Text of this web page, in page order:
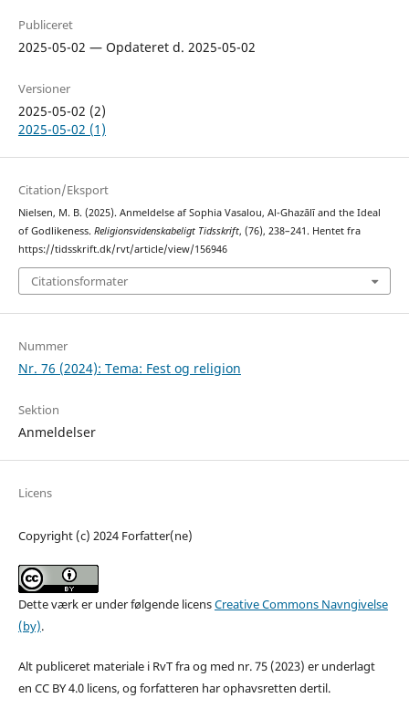
Publiceret
2025-05-02 — Opdateret d. 2025-05-02
Versioner
2025-05-02 (2)
2025-05-02 (1)
Citation/Eksport
Nielsen, M. B. (2025). Anmeldelse af Sophia Vasalou, Al-Ghazālī and the Ideal
of Godlikeness. Religionsvidenskabeligt Tidsskrift, (76), 238–241. Hentet fra
https://tidsskrift.dk/rvt/article/view/156946
Citationsformater
Nummer
Nr. 76 (2024): Tema: Fest og religion
Sektion
Anmeldelser
Licens
Copyright (c) 2024 Forfatter(ne)
Dette værk er under følgende licensCreative Commons Navngivelse
(by).
Alt publiceret materiale i RvT fra og med nr. 75 (2023) er underlagt
en CC BY 4.0 licens, og forfatteren har ophavsretten dertil.